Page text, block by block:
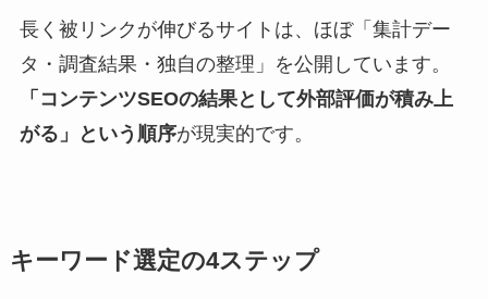
長く被リンクが伸びるサイトは、ほぼ「集計デー
タ・調査結果・独自の整理」を公開しています。
「コンテンツSEOの結果として外部評価が積み上
がる」という順序が現実的です。
キーワード選定の4ステップ